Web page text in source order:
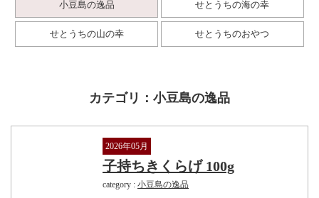
小豆島の逸品 せとうちの海の幸
せとうちの山の幸 せとうちのおやつ
カテゴリ：小豆島の逸品
2026年05月
子持ちきくらげ 100g
category : 小豆島の逸品